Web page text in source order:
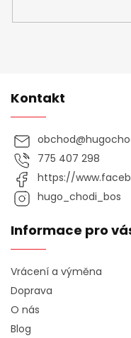
Kontakt
obchod@
775 407 298
https://
hugo_chodi_bos
Informace pro
Vrácení a výměna
Doprava
O nás
Blog